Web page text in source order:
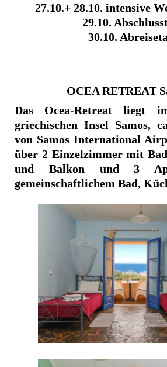
27.10.+ 28.10. intensive
29.10.
30.10.
OCEA RETREAT
Das Ocea-Retreat liegt
griechischen Insel Samos,
von Samos International
über 2 Einzelzimmer mit
und Balkon und 3
gemeinschaftlichem Bad,